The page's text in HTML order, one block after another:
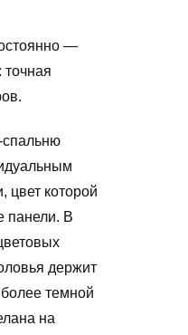
—
спальню
цвет которой
панели. В
держит
более темной
на